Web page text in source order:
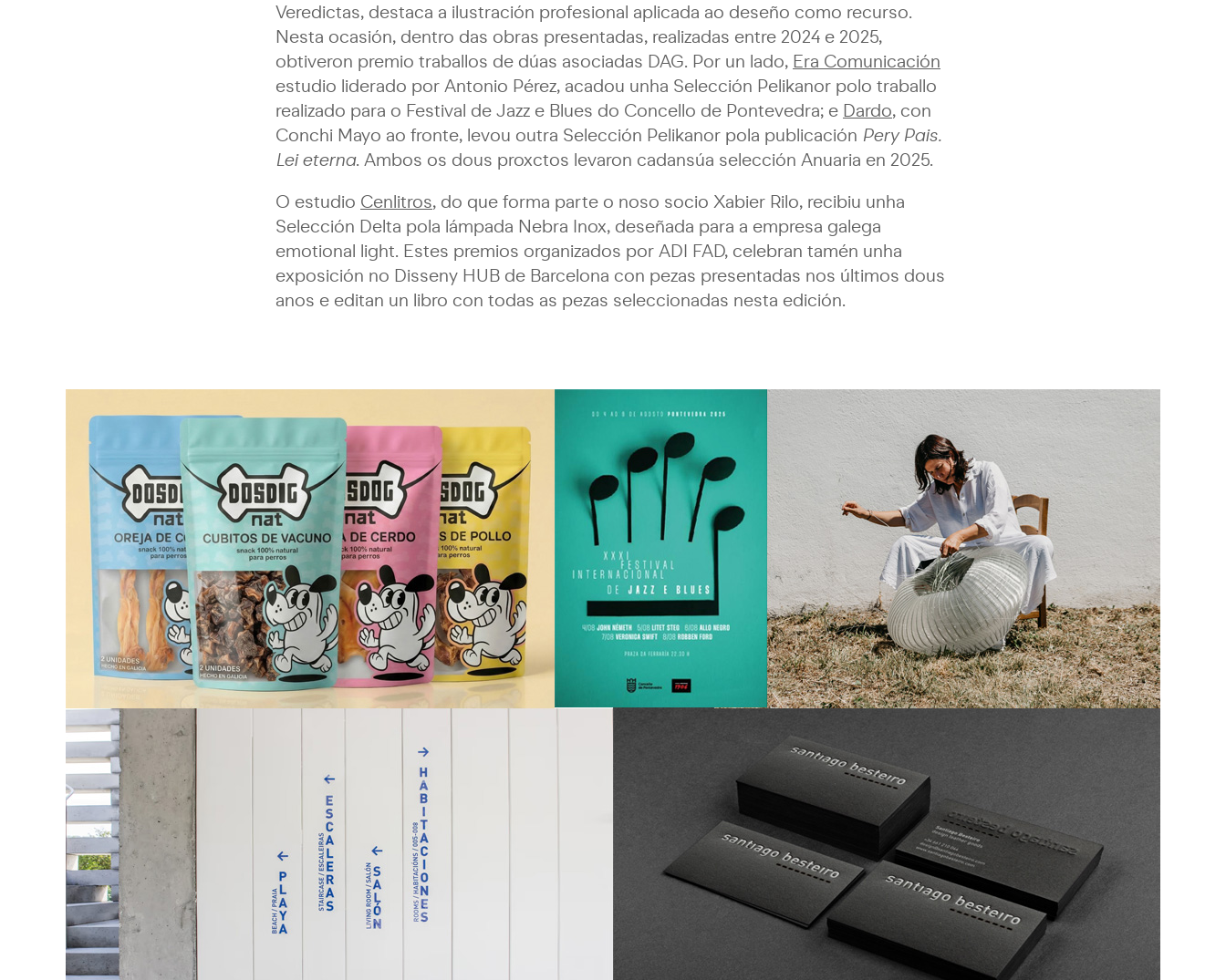
Veredictas, destaca a ilustración profesional aplicada ao deseño como recurso.
Nesta ocasión, dentro das obras presentadas, realizadas entre 2024 e 2025,
obtiveron premio traballos de dúas asociadas DAG. Por un lado, Era Comunicación
estudio liderado por Antonio Pérez, acadou unha Selección Pelikanor polo traballo
realizado para o Festival de Jazz e Blues do Concello de Pontevedra; e Dardo, con
Conchi Mayo ao fronte, levou outra Selección Pelikanor pola publicación Pery Pais.
Lei eterna. Ambos os dous proxctos levaron cadansúa selección Anuaria en 2025.
O estudio Cenlitros, do que forma parte o noso socio Xabier Rilo, recibiu unha
Selección Delta pola lámpada Nebra Inox, deseñada para a empresa galega
emotional light. Estes premios organizados por ADI FAD, celebran tamén unha
exposición no Disseny HUB de Barcelona con pezas presentadas nos últimos dous
anos e editan un libro con todas as pezas seleccionadas nesta edición.